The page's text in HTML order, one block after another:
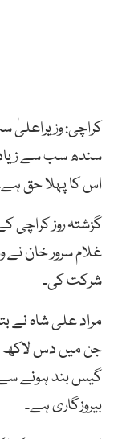
کراچی: وزیراعلیٰ
سندھ سب سے
اس کا پہلا حق
گزشتہ روز کراچی
غلام سرور خان
شرکت کی۔
جن میں دس لاکھ
گیس بند ہونے
بیروزگاری ہے۔